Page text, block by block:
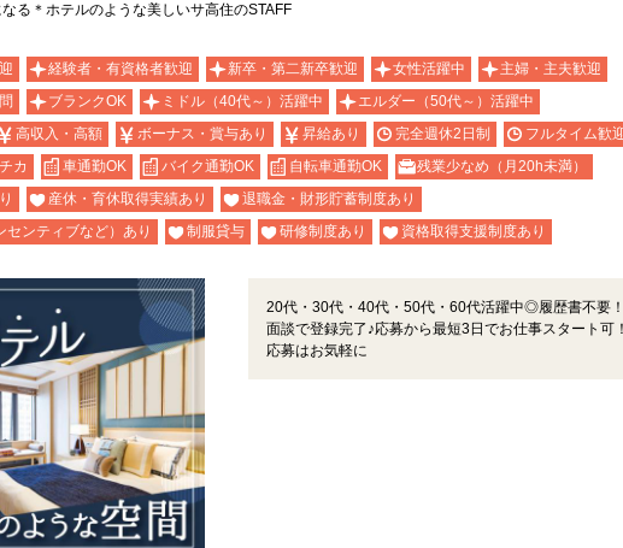
る＊ホテルのような美しいサ高住のSTAFF
経験者・有資格者歓迎 新卒・第二新卒歓迎 女性活躍中
主婦・主夫歓迎
ブランクOK ミドル（40代～）活躍中
エルダー（50代～）活躍中
高収入・高額 ボーナス・賞与あり 昇給あり 完全週休2日制
フルタイム歓
カ 車通勤OK バイク通勤OK 自転車通勤OK
残業少なめ（月20h未満）
産休・育休取得実績あり
退職金・財形貯蓄制度あり
ンティブなど）あり
制服貸与 研修制度あり 資格取得支援制度あり
20代・30代・40代・50代・60代活躍中◎履歴書不要
面談で登録完了♪応募から最短3日でお仕事スタート可
応募はお気軽に